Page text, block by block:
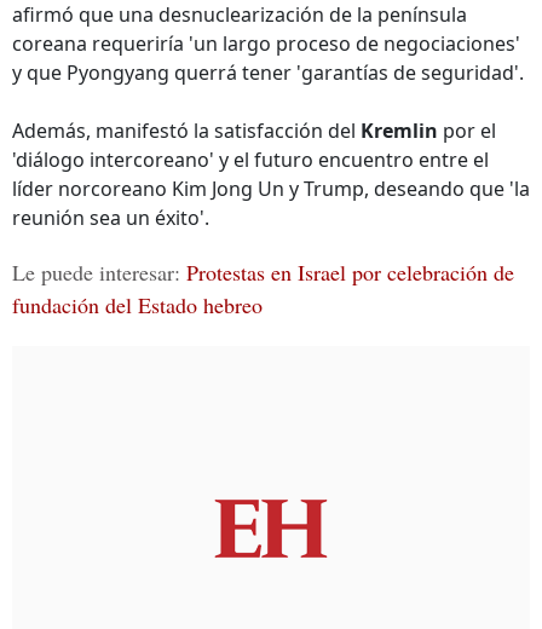
afirmó que una desnuclearización de la península
coreana requeriría 'un largo proceso de negociaciones'
y que Pyongyang querrá tener 'garantías de seguridad'.
Además, manifestó la satisfacción del Kremlin por el
'diálogo intercoreano' y el futuro encuentro entre el
líder norcoreano Kim Jong Un y Trump, deseando que 'la
reunión sea un éxito'.
Le puede interesar: Protestas en Israel por celebración de
fundación del Estado hebreo